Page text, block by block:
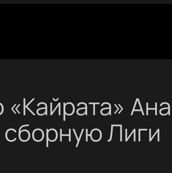
«Кайрата»
Лиги